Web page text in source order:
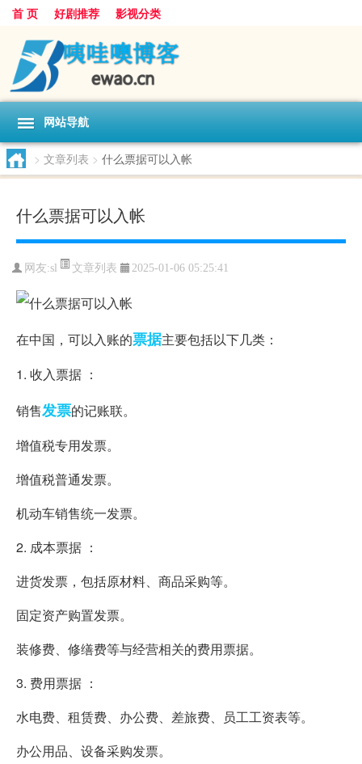
首 页 好剧推荐 影视分类
网站导航
> 文章列表 > 什么票据可以入帐
什么票据可以入帐
网友:sl 文章列表 2025-01-06 05:25:41
在中国，可以入账的票据主要包括以下几类：
1. 收入票据 ：
销售发票的记账联。
增值税专用发票。
增值税普通发票。
机动车销售统一发票。
2. 成本票据 ：
进货发票，包括原材料、商品采购等。
固定资产购置发票。
装修费、修缮费等与经营相关的费用票据。
3. 费用票据 ：
水电费、租赁费、办公费、差旅费、员工工资表等。
办公用品、设备采购发票。